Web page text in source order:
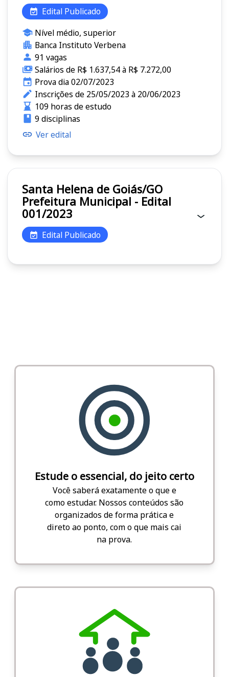
Edital Publicado
Nível médio, superior
Banca Instituto Verbena
91 vagas
Salários de R$ 1.637,54 à R$ 7.272,00
Prova dia 02/07/2023
Inscrições de 25/05/2023 à 20/06/2023
109 horas de estudo
9 disciplinas
Ver edital
Santa Helena de Goiás/GO
Prefeitura Municipal - Edital
001/2023
Edital Publicado
Estude o essencial, do jeito certo
Você saberá exatamente o que e
como estudar. Nossos conteúdos são
organizados de forma prática e
direto ao ponto, com o que mais cai
na prova.